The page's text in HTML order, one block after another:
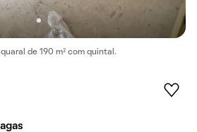
de 190 m² com quintal.